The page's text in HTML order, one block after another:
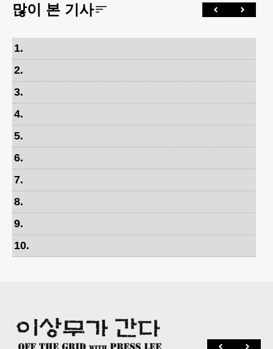
많이 본 기사
1.
2.
3.
4.
5.
6.
7.
8.
9.
10.